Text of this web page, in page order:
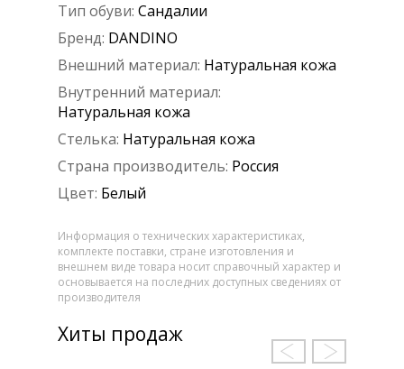
Тип обуви: Сандалии
Бренд: DANDINO
Внешний материал: Натуральная кожа
Внутренний материал:
Натуральная кожа
Стелька: Натуральная кожа
Страна производитель: Россия
Цвет: Белый
Информация о технических характеристиках,
комплекте поставки, стране изготовления и
внешнем виде товара носит справочный характер и
основывается на последних доступных сведениях от
производителя
Хиты продаж